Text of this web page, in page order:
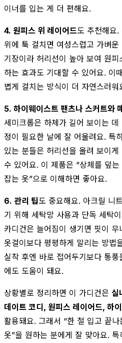
이너를 입는 게 더 편해요.
4. 원피스 위 레이어드도 추천해요
위에 툭 걸치면 여성스럽고 가벼
기장이라 허리선이 높아 보여 원
하는 효과도 기대할 수 있어요. 이
볍게 걸치는 방식이 더 자연스러워
5. 하이웨이스트 팬츠나 스커트와
세미크롭은 하체가 길어 보이는
정이 필요한 날에 잘 어울려요. 특
있는 분들은 허리선을 올려 보이
수 있어요. 이 제품은 “상체를 덮
잡는 옷”으로 이해하면 좋아요.
6. 관리 팁도 중요해요. 아크릴 니
기 위해 세탁망 사용과 단독 세탁
카디건은 늘어짐이 생기면 핏이
옷걸이보다 평평하게 말리는 방법
실착 후엔 바로 접어두기보다 통
에도 도움이 돼요.
상황별로 정리하면 이 가디건은 실
데이트 코디, 원피스 레이어드, 하
활용돼요. 그래서 “한 철 입고 끝
옷”을 원하는 분에게 잘 맞아요.